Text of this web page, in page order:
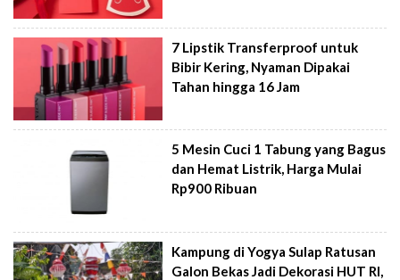
7 Lipstik Transferproof untuk
Bibir Kering, Nyaman Dipakai
Tahan hingga 16 Jam
5 Mesin Cuci 1 Tabung yang Bagus
dan Hemat Listrik, Harga Mulai
Rp900 Ribuan
Kampung di Yogya Sulap Ratusan
Galon Bekas Jadi Dekorasi HUT RI,